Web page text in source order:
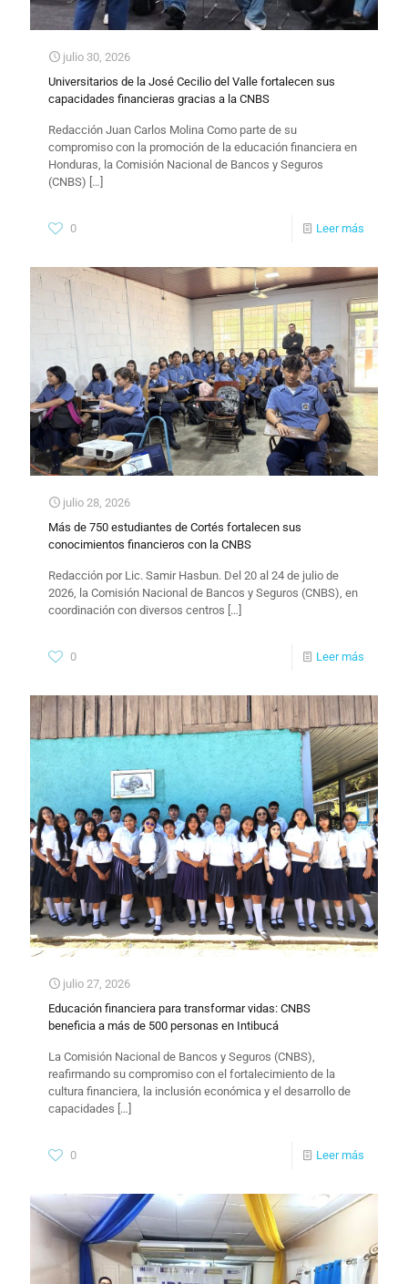
julio 30, 2026
Universitarios de la José Cecilio del Valle fortalecen sus
capacidades financieras gracias a la CNBS
Redacción Juan Carlos Molina Como parte de su
compromiso con la promoción de la educación financiera en
Honduras, la Comisión Nacional de Bancos y Seguros
(CNBS) […]
0 Leer más
julio 28, 2026
Más de 750 estudiantes de Cortés fortalecen sus
conocimientos financieros con la CNBS
Redacción por Lic. Samir Hasbun. Del 20 al 24 de julio de
2026, la Comisión Nacional de Bancos y Seguros (CNBS), en
coordinación con diversos centros […]
0 Leer más
julio 27, 2026
Educación financiera para transformar vidas: CNBS
beneficia a más de 500 personas en Intibucá
La Comisión Nacional de Bancos y Seguros (CNBS),
reafirmando su compromiso con el fortalecimiento de la
cultura financiera, la inclusión económica y el desarrollo de
capacidades […]
0 Leer más